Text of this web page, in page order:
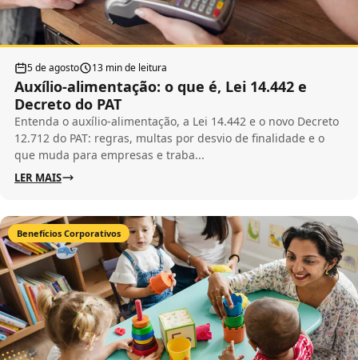
5 de agosto 13 min de leitura
Auxílio-alimentação: o que é, Lei 14.442 e
Decreto do PAT
Entenda o auxílio-alimentação, a Lei 14.442 e o novo Decreto
12.712 do PAT: regras, multas por desvio de finalidade e o
que muda para empresas e traba...
LER MAIS
Benefícios Corporativos